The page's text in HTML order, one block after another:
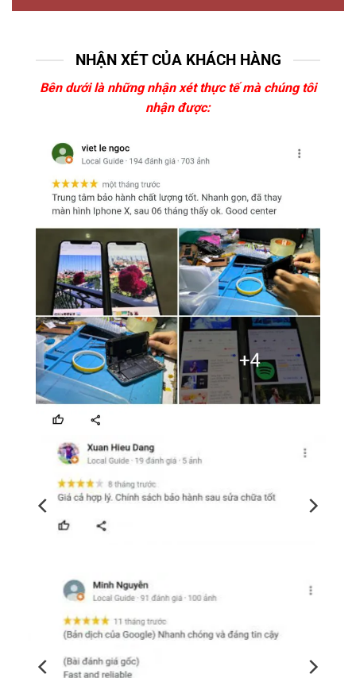
NHẬN XÉT CỦA KHÁCH HÀNG
Bên dưới là những nhận xét thực tế mà chúng tôi
nhận được: